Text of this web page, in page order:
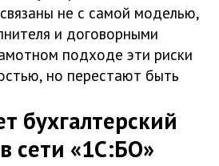
не с самой моделью,
и договорными
подходе эти риски
но перестают быть
бухгалтерский
сети «1С:БО»